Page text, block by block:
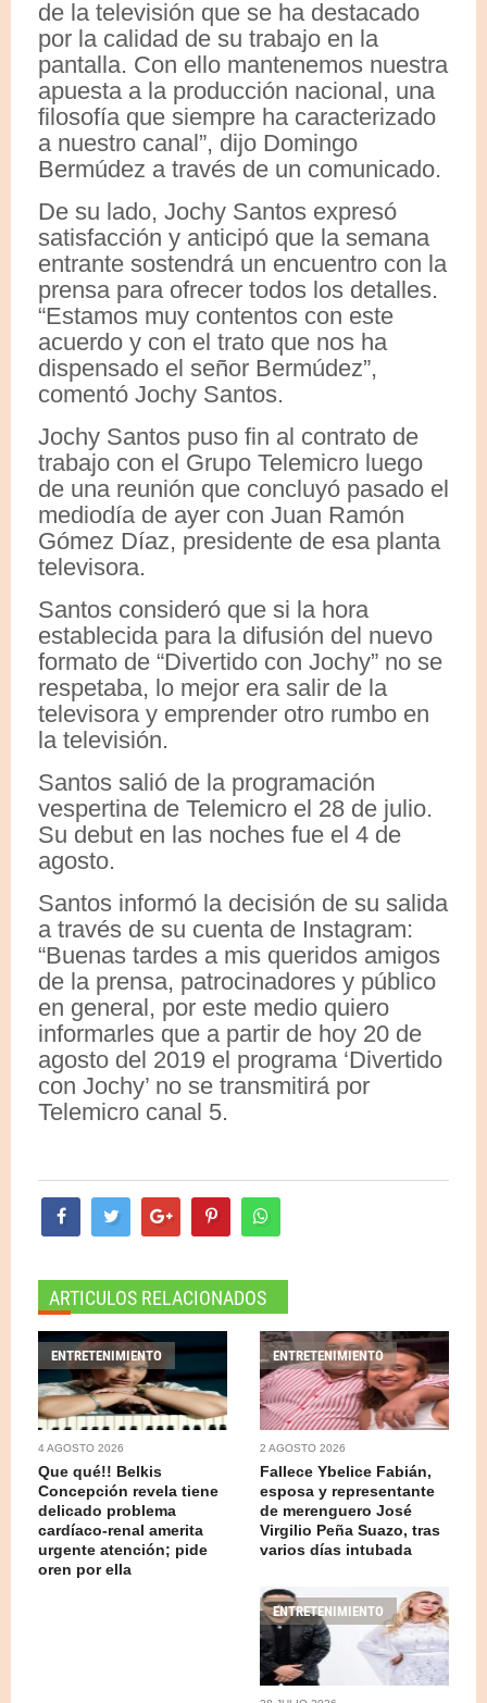
de la televisión que se ha destacado
por la calidad de su trabajo en la
pantalla. Con ello mantenemos nuestra
apuesta a la producción nacional, una
filosofía que siempre ha caracterizado
a nuestro canal”, dijo Domingo
Bermúdez a través de un comunicado.
De su lado, Jochy Santos expresó
satisfacción y anticipó que la semana
entrante sostendrá un encuentro con la
prensa para ofrecer todos los detalles.
“Estamos muy contentos con este
acuerdo y con el trato que nos ha
dispensado el señor Bermúdez”,
comentó Jochy Santos.
Jochy Santos puso fin al contrato de
trabajo con el Grupo Telemicro luego
de una reunión que concluyó pasado el
mediodía de ayer con Juan Ramón
Gómez Díaz, presidente de esa planta
televisora.
Santos consideró que si la hora
establecida para la difusión del nuevo
formato de “Divertido con Jochy” no se
respetaba, lo mejor era salir de la
televisora y emprender otro rumbo en
la televisión.
Santos salió de la programación
vespertina de Telemicro el 28 de julio.
Su debut en las noches fue el 4 de
agosto.
Santos informó la decisión de su salida
a través de su cuenta de Instagram:
“Buenas tardes a mis queridos amigos
de la prensa, patrocinadores y público
en general, por este medio quiero
informarles que a partir de hoy 20 de
agosto del 2019 el programa ‘Divertido
con Jochy’ no se transmitirá por
Telemicro canal 5.
ARTICULOS RELACIONADOS
ENTRETENIMIENTO
4 AGOSTO 2026
Que qué!! Belkis
Concepción revela tiene
delicado problema
cardíaco-renal amerita
urgente atención; pide
oren por ella
ENTRETENIMIENTO
2 AGOSTO 2026
Fallece Ybelice Fabián,
esposa y representante
de merenguero José
Virgilio Peña Suazo, tras
varios días intubada
ENTRETENIMIENTO